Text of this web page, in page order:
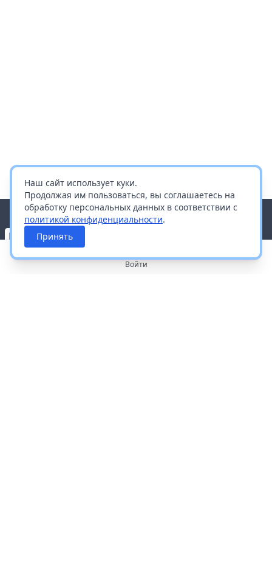
Наш сайт использует куки.
Продолжая им пользоваться, вы соглашаетесь на
обработку персональных данных в соответствии с
политикой конфиденциальности.
Принять
Войти